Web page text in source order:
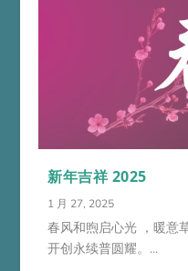
新年吉祥 2025
1 月 27, 2025
春风和煦启心光 ，暖意
开创永续普圆耀。...